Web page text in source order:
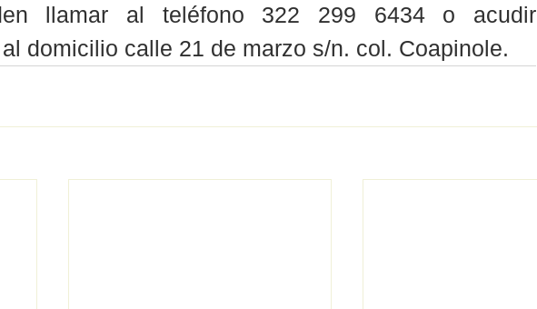
llamar al teléfono 322 299 6434 o acudir
domicilio calle 21 de marzo s/n. col. Coapinole.